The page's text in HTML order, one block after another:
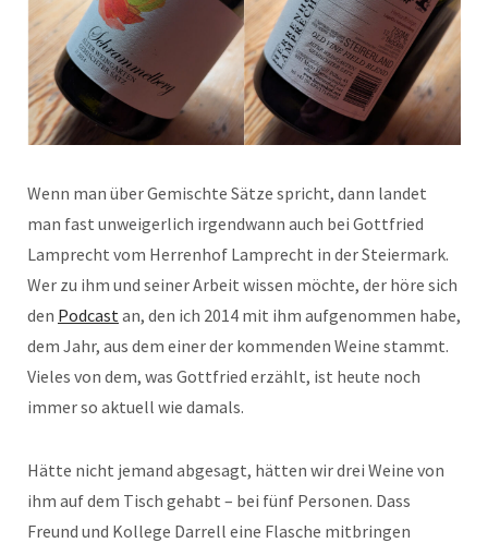
Wenn man über Gemischte Sätze spricht, dann landet
man fast unweigerlich irgendwann auch bei Gottfried
Lamprecht vom Herrenhof Lamprecht in der Steiermark.
Wer zu ihm und seiner Arbeit wissen möchte, der höre sich
den Podcast an, den ich 2014 mit ihm aufgenommen habe,
dem Jahr, aus dem einer der kommenden Weine stammt.
Vieles von dem, was Gottfried erzählt, ist heute noch
immer so aktuell wie damals.
Hätte nicht jemand abgesagt, hätten wir drei Weine von
ihm auf dem Tisch gehabt – bei fünf Personen. Dass
Freund und Kollege Darrell eine Flasche mitbringen